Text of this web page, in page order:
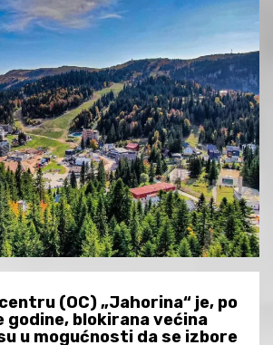
(OC) „Jahorina“ je, po
godine, blokirana većina
u mogućnosti da se izbore